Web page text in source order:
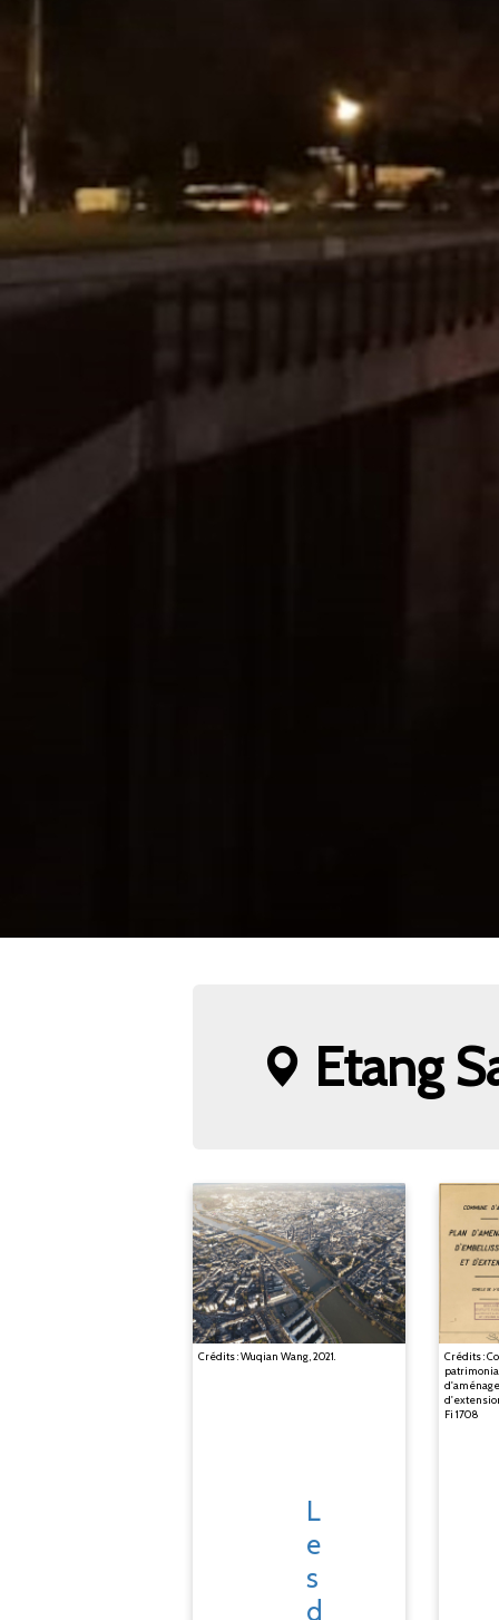
Etang
Crédits : Wuqian Wang, 2021.
L
e
s
d
Crédits :
Fi 1708